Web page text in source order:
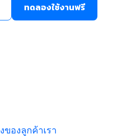
ทดลองใช้งานฟรี
ของลูกค้าเรา